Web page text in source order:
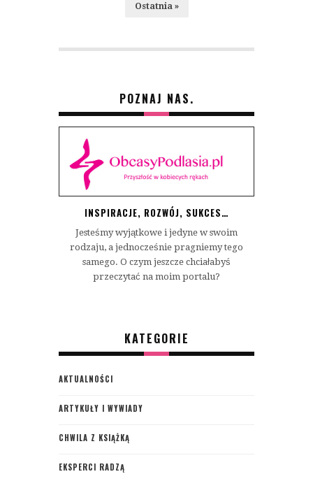
Ostatnia »
POZNAJ NAS.
INSPIRACJE, ROZWÓJ, SUKCES…
Jesteśmy wyjątkowe i jedyne w swoim
rodzaju, a jednocześnie pragniemy tego
samego. O czym jeszcze chciałabyś
przeczytać na moim portalu?
KATEGORIE
AKTUALNOŚCI
ARTYKUŁY I WYWIADY
CHWILA Z KSIĄŻKĄ
EKSPERCI RADZĄ